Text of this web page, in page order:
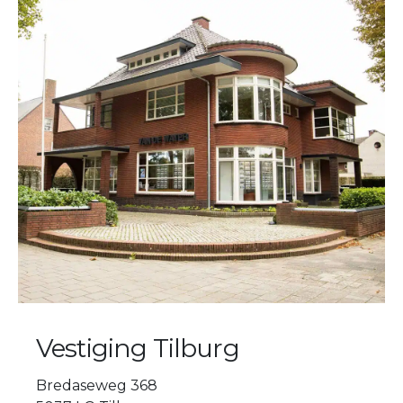
Vestiging Tilburg
Bredaseweg 368